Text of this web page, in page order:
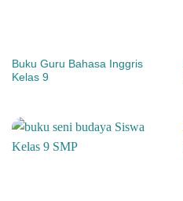
Buku Guru Bahasa Inggris
Kelas 9